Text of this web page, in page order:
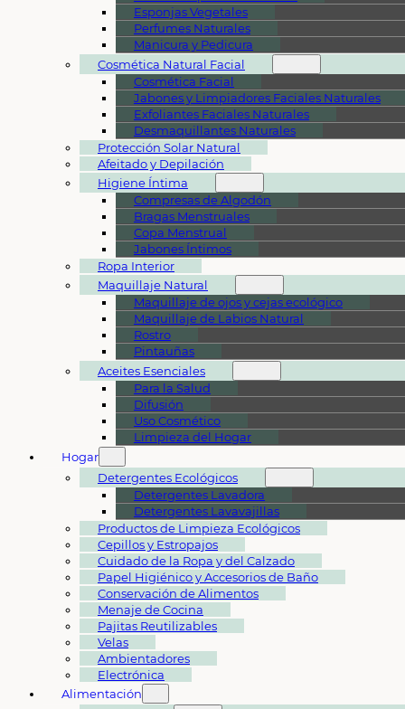
Esponjas Vegetales
Perfumes Naturales
Manicura y Pedicura
Cosmética Natural Facial
Cosmética Facial
Jabones y Limpiadores Faciales Naturales
Exfoliantes Faciales Naturales
Desmaquillantes Naturales
Protección Solar Natural
Afeitado y Depilación
Higiene Íntima
Compresas de Algodón
Bragas Menstruales
Copa Menstrual
Jabones Íntimos
Ropa Interior
Maquillaje Natural
Maquillaje de ojos y cejas ecológico
Maquillaje de Labios Natural
Rostro
Pintauñas
Aceites Esenciales
Para la Salud
Difusión
Uso Cosmético
Limpieza del Hogar
Hogar
Detergentes Ecológicos
Detergentes Lavadora
Detergentes Lavavajillas
Productos de Limpieza Ecológicos
Cepillos y Estropajos
Cuidado de la Ropa y del Calzado
Papel Higiénico y Accesorios de Baño
Conservación de Alimentos
Menaje de Cocina
Pajitas Reutilizables
Velas
Ambientadores
Electrónica
Alimentación